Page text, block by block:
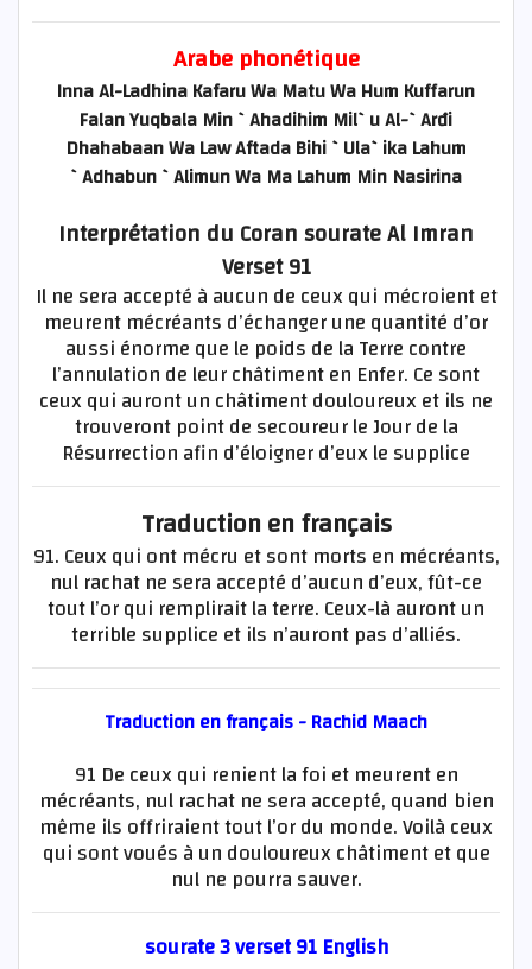
Arabe phonétique
Inna Al-Ladhina Kafaru Wa Matu Wa Hum Kuffarun
Falan Yuqbala Min `Ahadihim Mil`u Al-`Arđi
Dhahabaan Wa Law Aftada Bihi `Ula`ika Lahum
`Adhabun `Alimun Wa Ma Lahum Min Nasirina
Interprétation du Coran sourate Al Imran
Verset 91
Il ne sera accepté à aucun de ceux qui mécroient et
meurent mécréants d’échanger une quantité d’or
aussi énorme que le poids de la Terre contre
l’annulation de leur châtiment en Enfer. Ce sont
ceux qui auront un châtiment douloureux et ils ne
trouveront point de secoureur le Jour de la
Résurrection afin d’éloigner d’eux le supplice
Traduction en français
91. Ceux qui ont mécru et sont morts en mécréants,
nul rachat ne sera accepté d’aucun d’eux, fût-ce
tout l’or qui remplirait la terre. Ceux-là auront un
terrible supplice et ils n’auront pas d’alliés.
Traduction en français - Rachid Maach
91 De ceux qui renient la foi et meurent en
mécréants, nul rachat ne sera accepté, quand bien
même ils offriraient tout l’or du monde. Voilà ceux
qui sont voués à un douloureux châtiment et que
nul ne pourra sauver.
sourate 3 verset 91 English